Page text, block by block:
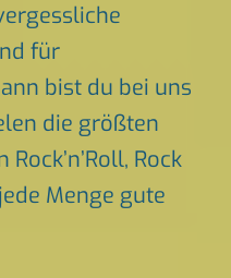
für
bist du bei uns
die größten
Rock
Menge gute